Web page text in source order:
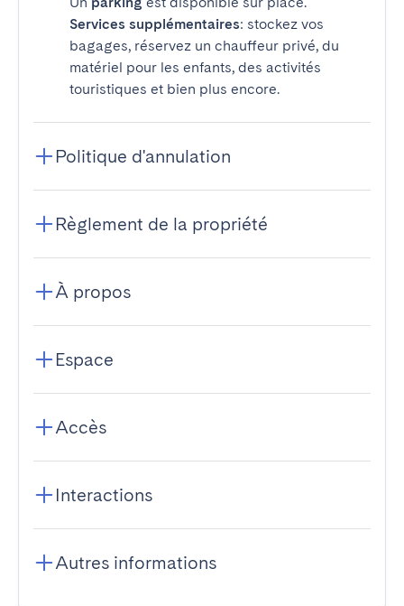
Services supplémentaires: stockez vos
bagages, réservez un chauffeur privé, du
matériel pour les enfants, des activités
touristiques et bien plus encore.
Politique d'annulation
Règlement de la propriété
À propos
Espace
Accès
Interactions
Autres informations